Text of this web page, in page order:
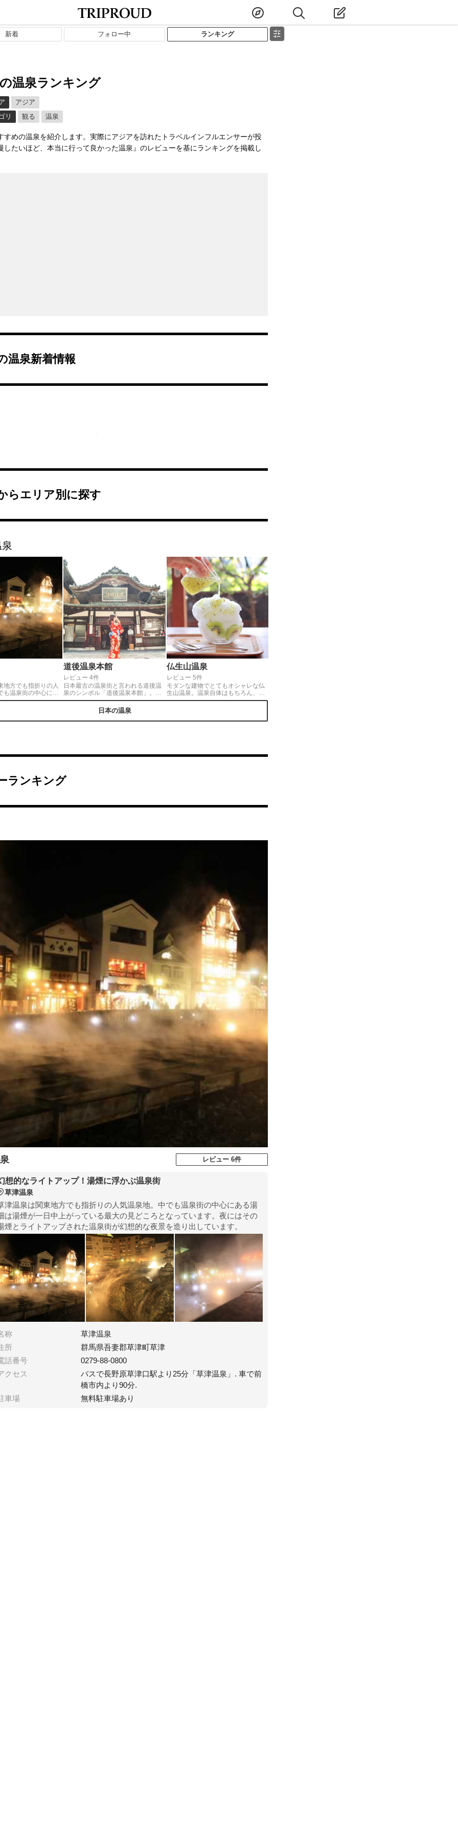
新着 フォロー中 ランキング
温泉ランキング
アジア
リ
観る 温泉
すめの温泉を紹介します。実際にアジアを訪れたトラベルインフルエンサーが投
したいほど、本当に行って良かった温泉』のレビューを基にランキングを掲載し
温泉新着情報
らエリア別に探す
地方でも指折りの人
も温泉街の中心にあ
一日中上がっている
な夜景を造り出して
道後温泉本館
レビュー 4件
日本最古の温泉街と言われる道後温
泉のシンボル「道後温泉本館」。周
辺のホテルなどで浴衣レンタルプラ
ンがあり、歴史ある本館の建物前で
多くの方が浴衣を着て撮影する人気
フォトスポットです♪◎撮影だけでな
よ。
仏生山温泉
レビュー 5件
モダンな建物でとてもオシャレな仏
生山温泉。温泉自体はもちろん、併
設している食事処のかき氷がとくに
ら11月下旬のみの提供です。
日本の温泉
ランキング
レビュー 6件
想的なライトアップ！湯煙に浮かぶ温泉街
草津温泉
津温泉は関東地方でも指折りの人気温泉地。中でも温泉街の中心にある湯
は湯煙が一日中上がっている最大の見どころとなっています。夜にはその
煙とライトアップされた温泉街が幻想的な夜景を造り出しています。
称
草津温泉
所
群馬県吾妻郡草津町草津
話番号
0279-88-0800
クセス
バスで長野原草津口駅より25分「草津温泉」. 車で前
橋市内より90分.
車場
無料駐車場あり